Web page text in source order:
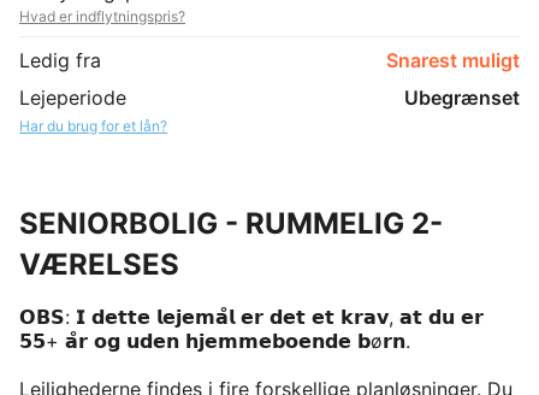
Hvad er indflytningspris?
Ledig fra
Snarest muligt
Lejeperiode
Ubegrænset
Har du brug for et lån?
SENIORBOLIG - RUMMELIG 2-
VÆRELSES
𝗢𝗕𝗦: 𝗜 𝗱𝗲𝘁𝘁𝗲 𝗹𝗲𝗷𝗲𝗺𝗮̊𝗹 𝗲𝗿 𝗱𝗲𝘁 𝗲𝘁 𝗸𝗿𝗮𝘃, 𝗮𝘁 𝗱𝘂 𝗲𝗿
𝟱𝟱+ 𝗮̊𝗿 𝗼𝗴 𝘂𝗱𝗲𝗻 𝗵𝗷𝗲𝗺𝗺𝗲𝗯𝗼𝗲𝗻𝗱𝗲 𝗯ø𝗿𝗻.
Lejlighederne findes i fire forskellige planløsninger. Du